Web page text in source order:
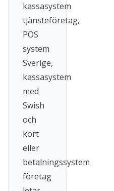
kassasystem
tjänsteföretag,
POS
system
Sverige,
kassasystem
med
Swish
och
kort
eller
betalningssystem
företag